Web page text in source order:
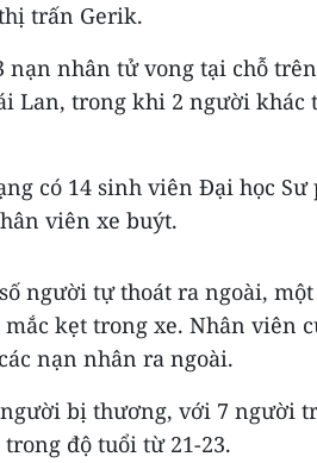
trấn Gerik.
nạn nhân tử vong tại chỗ
Lan, trong khi 2 người khác
có 14 sinh viên Đại học Sư
viên xe buýt.
người tự thoát ra ngoài,
kẹt trong xe. Nhân viên
nạn nhân ra ngoài.
bị thương, với 7 người
độ tuổi từ 21-23.